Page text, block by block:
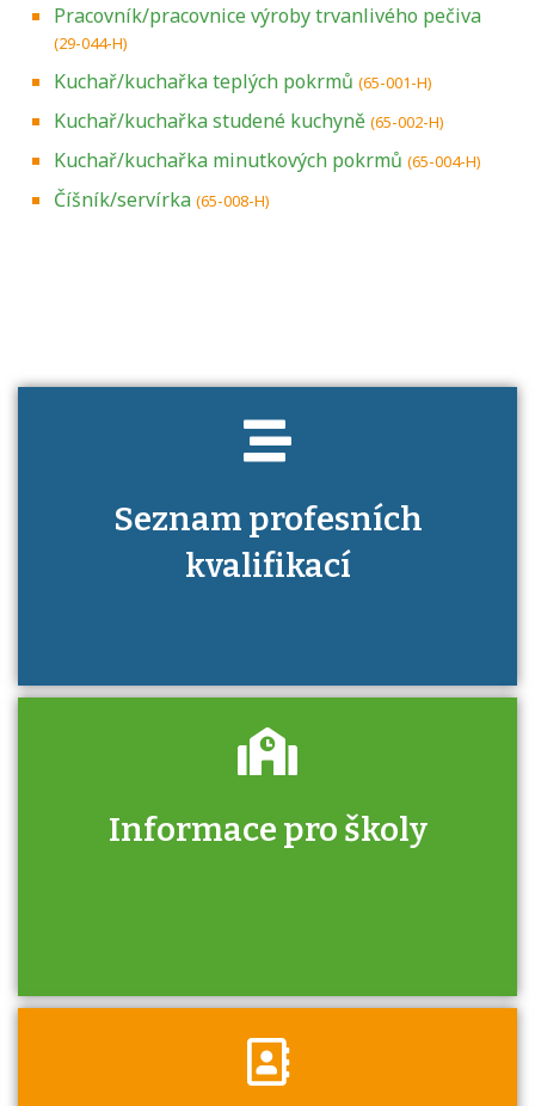
Pracovník/pracovnice výroby trvanlivého pečiva
(29-044-H)
Kuchař/kuchařka teplých pokrmů (65-001-H)
Kuchař/kuchařka studené kuchyně (65-002-H)
Kuchař/kuchařka minutkových pokrmů (65-004-H)
Číšník/servírka (65-008-H)
Seznam profesních
kvalifikací
Projděte si seznam profesních kvalifikací.
Informace pro školy
Zjistěte, jak se přihlásit ke zkoušce a kde